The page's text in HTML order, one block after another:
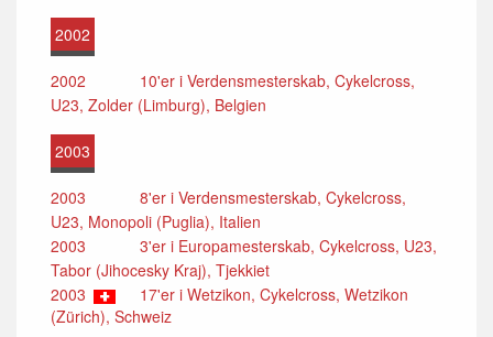
2002
2002
10'er i Verdensmesterskab, Cykelcross,
U23, Zolder (Limburg), Belgien
2003
2003
8'er i Verdensmesterskab, Cykelcross,
U23, Monopoli (Puglia), Italien
2003
3'er i Europamesterskab, Cykelcross, U23,
Tabor (Jihocesky Kraj), Tjekkiet
2003
17'er i Wetzikon, Cykelcross, Wetzikon
(Zürich), Schweiz